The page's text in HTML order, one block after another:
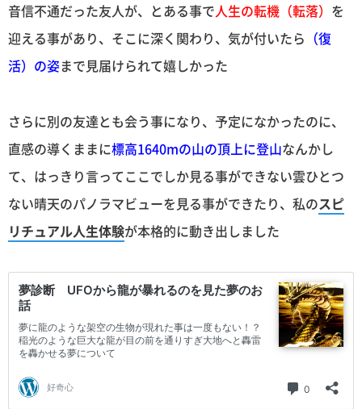
音信不通だった友人が、とある事で人生の転機（転落） を
迎える事があり、そこに深く関わり、気が付いたら （復
活）の姿まで見届けられて嬉しかった
さらに別の友達とも会う事になり、予定になかったのに、
直感の導くままに標高1640mの山の頂上に登山なんかし
て、はっきり言ってここでしか見る事ができない雲ひとつ
ない晴天のパノラマビューを見る事ができたり、私のスピ
リチュアル人生体験が本格的に動き出しました